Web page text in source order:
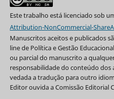
Este trabalho está licenciado sob
Attribution-NonCommercial-
Manuscritos aceitos e publicados
line de Política e Gestão
ou parcial do manuscrito a
responsabilidade do conteúdo dos
vedada a tradução para outro
Editor ouvida a Comissão Editorial